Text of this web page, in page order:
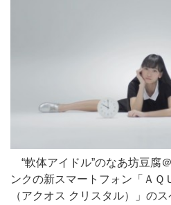
“軟体アイドル”のなあ坊豆腐
ンクの新スマートフォン「Ａ
（アクオス クリスタル）」の